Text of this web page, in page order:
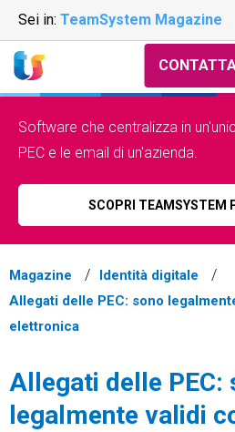
Sei in: TeamSystem Magazine
Software che centralizza in
PEC e le email di un'azienda.
SCOPRI TEAMSYSTEM
Magazine
Identità digitale
Allegati delle PEC: sono
elettronica
Allegati delle PEC:
legalmente validi